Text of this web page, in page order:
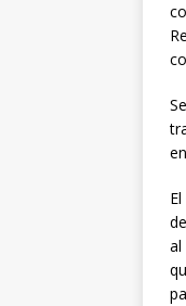
al